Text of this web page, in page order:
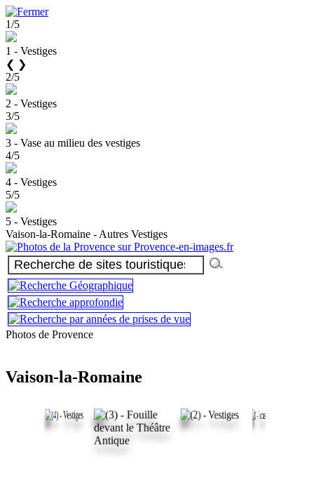
1/5
1 - Vestiges
❮ ❯
2/5
2 - Vestiges
3/5
3 - Vase au milieu des vestiges
4/5
4 - Vestiges
5/5
5 - Vestiges
Vaison-la-Romaine - Autres Vestiges
Photos de Provence
Vaison-la-Romaine